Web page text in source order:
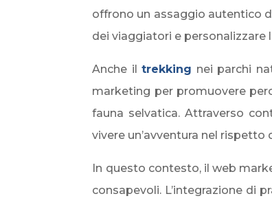
offrono un assaggio autentico
dei viaggiatori e personalizzare
Anche iltrekking nei parchi
marketing per promuovere
fauna selvatica. Attraverso
vivere un’avventura nel rispetto
In questo contesto, il web
consapevoli. L’integrazione di